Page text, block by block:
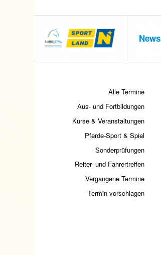
News
Alle Termine
Aus- und Fortbildungen
Kurse & Veranstaltungen
Pferde-Sport & Spiel
Sonderprüfungen
Reiter- und Fahrertreffen
Vergangene Termine
Termin vorschlagen